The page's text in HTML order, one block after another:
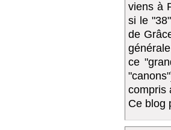
viens à
si le
de
ce
compris
Ce blog